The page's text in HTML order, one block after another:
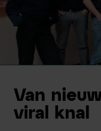
Van
viral knal